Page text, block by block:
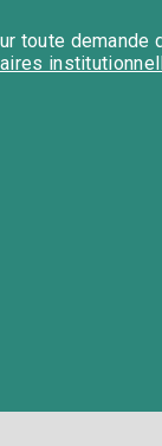
toute demande